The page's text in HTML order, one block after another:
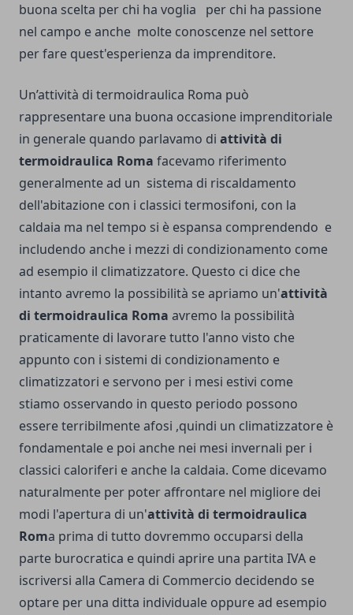
buona scelta per chi ha voglia per chi ha passione
nel campo e anche molte conoscenze nel settore
per fare quest'esperienza da imprenditore.
Un’attività di termoidraulica Roma può
rappresentare una buona occasione imprenditoriale
in generale quando parlavamo di attività di
termoidraulica Roma facevamo riferimento
generalmente ad un sistema di riscaldamento
dell'abitazione con i classici termosifoni, con la
caldaia ma nel tempo si è espansa comprendendo e
includendo anche i mezzi di condizionamento come
ad esempio il climatizzatore. Questo ci dice che
intanto avremo la possibilità se apriamo un'attività
di termoidraulica Roma avremo la possibilità
praticamente di lavorare tutto l'anno visto che
appunto con i sistemi di condizionamento e
climatizzatori e servono per i mesi estivi come
stiamo osservando in questo periodo possono
essere terribilmente afosi ,quindi un climatizzatore è
fondamentale e poi anche nei mesi invernali per i
classici caloriferi e anche la caldaia. Come dicevamo
naturalmente per poter affrontare nel migliore dei
modi l'apertura di un'attività di termoidraulica
Roma prima di tutto dovremmo occuparsi della
parte burocratica e quindi aprire una partita IVA e
iscriversi alla Camera di Commercio decidendo se
optare per una ditta individuale oppure ad esempio